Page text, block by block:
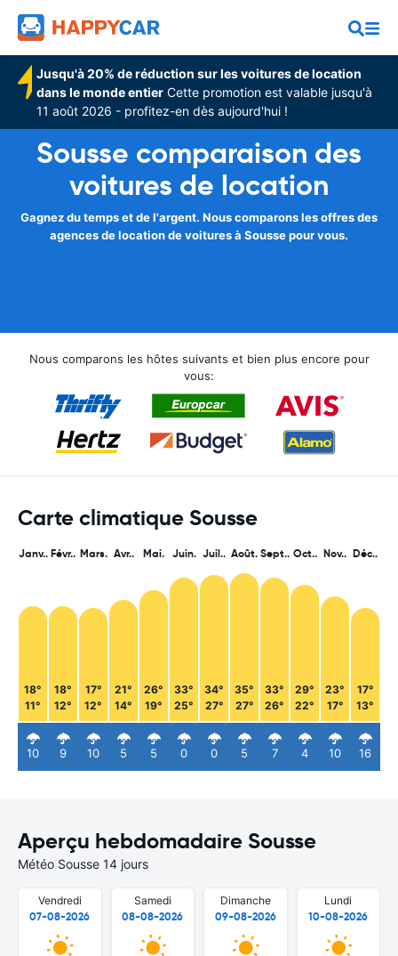
Jusqu'à 20% de réduction sur les voitures de location
dans le monde entier Cette promotion est valable jusqu'à
11 août 2026 - profitez-en dès aujourd'hui !
Sousse comparaison des
voitures de location
Gagnez du temps et de l'argent. Nous comparons les offres des
agences de location de voitures à Sousse pour vous.
Nous comparons les hôtes suivants et bien plus encore pour
vous:
Carte climatique Sousse
Janv..
18°
11°
10
Févr..
18°
12°
9
Mars.
17°
12°
10
Avr..
21°
14°
5
Mai.
26°
19°
5
Juin.
33°
25°
0
Juil..
34°
27°
0
Août.
35°
27°
5
Sept..
33°
26°
7
Oct..
29°
22°
4
Nov..
23°
17°
10
Déc..
17°
13°
16
Aperçu hebdomadaire Sousse
Météo Sousse 14 jours
Vendredi
07-08-2026
Samedi
08-08-2026
Dimanche
09-08-2026
Lundi
10-08-2026